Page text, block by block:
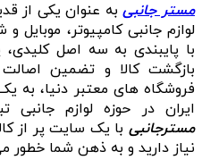
مستر جانبیبه عنوان یکی از
لوازم جانبی کامپیوتر،
بازگشت کالا و تضمین
فروشگاه‌ های معتبر دنیا، به
ایران در حوزه لوازم
مسترجانبی با یک سایت پر از
نیاز دارید و به ذهن شما خطور